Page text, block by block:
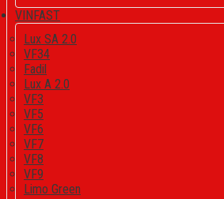
VINFAST
Lux SA 2.0
VF34
Fadil
Lux A 2.0
VF3
VF5
VF6
VF7
VF8
VF9
Limo Green